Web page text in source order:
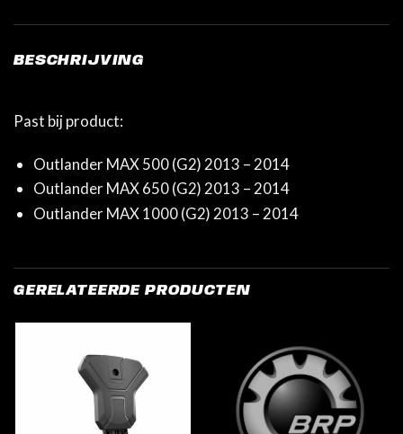
BESCHRIJVING
Past bij product:
Outlander MAX 500 (G2) 2013 – 2014
Outlander MAX 650 (G2) 2013 – 2014
Outlander MAX 1000 (G2) 2013 – 2014
GERELATEERDE PRODUCTEN